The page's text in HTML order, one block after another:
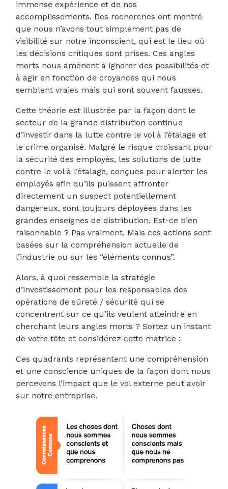
immense expérience et de nos
accomplissements. Des recherches ont montré
que nous n’avons tout simplement pas de
visibilité sur notre inconscient, qui est le lieu où
les décisions critiques sont prises. Ces angles
morts nous amènent à ignorer des possibilités et
à agir en fonction de croyances qui nous
semblent vraies mais qui sont souvent fausses.
Cette théorie est illustrée par la façon dont le
secteur de la grande distribution continue
d’investir dans la lutte contre le vol à l’étalage et
le crime organisé. Malgré le risque croissant pour
la sécurité des employés, les solutions de lutte
contre le vol à l’étalage, conçues pour alerter les
employés afin qu’ils puissent affronter
directement un suspect potentiellement
dangereux, sont toujours déployées dans les
grandes enseignes de distribution. Est-ce bien
raisonnable ? Pas vraiment. Mais ces actions sont
basées sur la compréhension actuelle de
l’industrie ou sur les “éléments connus”.
Alors, à quoi ressemble la stratégie
d’investissement pour les responsables des
opérations de sûreté / sécurité qui se
concentrent sur ce qu’ils veulent atteindre en
cherchant leurs angles morts ? Sortez un instant
de votre tête et considérez cette matrice :
Ces quadrants représentent une compréhension
et une conscience uniques de la façon dont nous
percevons l’impact que le vol externe peut avoir
sur notre entreprise.